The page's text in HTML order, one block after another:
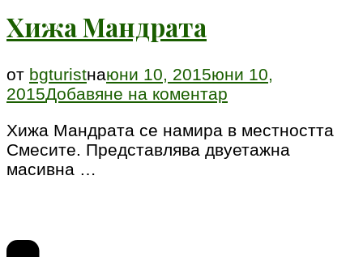
Хижа Мандрата
от bgturistнаюни 10, 2015юни 10,
2015Добавяне на коментар
Мандрата
Хижа Мандрата се намира в местността
Смесите. Представлява двуетажна
масивна …